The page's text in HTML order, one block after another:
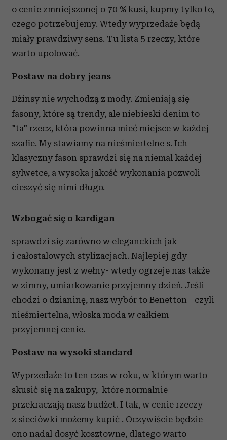
o cenie zmniejszonej o 70 % kusi, kupmy tylko to,
czego potrzebujemy. Wtedy wyprzedaże będą
miały prawdziwy sens. Tu lista 5 rzeczy, które
warto upolować.
Postaw na dobry jeans
Dżinsy nie wychodzą z mody. Zmieniają się
fasony, które są trendy, ale niebieski denim to
"ta" rzecz, która powinna mieć miejsce w każdej
szafie. My stawiamy na nieśmiertelne s. Ich
klasyczny fason sprawdzi się na niemal każdej
sylwetce, a wysoka jakość wykonania pozwoli
cieszyć się nimi długo.
Wzbogać się o kardigan
sprawdzi się zarówno w eleganckich jak
i całostalowych stylizacjach. Najlepiej gdy
wykonany jest z wełny- wtedy ogrzeje nas także
w zimny, umiarkowanie przyjemny dzień. Jeśli
chodzi o dzianinę, nasz wybór to Benetton - czyli
nieśmiertelna, włoska moda w całkiem
przyjemnej cenie.
Postaw na wysoki standard
Wyprzedaże to ten czas w roku, w którym warto
skusić się na zakupy, które normalnie
przekraczają nasz budżet. I tak, w cenie rzeczy
z sieciówki możemy kupić . Oczywiście będzie
ono nadal dosyć kosztowne, dlatego warto